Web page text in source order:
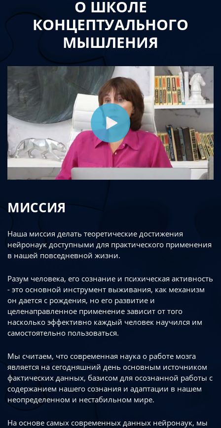
О ШКОЛЕ
КОНЦЕПТУАЛЬНОГО
МЫШЛЕНИЯ
МИССИЯ
Наша миссия делать теоретические достижения
нейронаук доступными для практического применения
в нашей повседневной жизни.
Разум человека, его сознание и психическая активность
- это основной инструмент выживания, как механизм
он дается с рождения, но его развитие и
целенаправленное применение зависит от того
насколько эффективно каждый человек научился им
самостоятельно пользоваться.
Мы считаем, что современная наука о работе мозга
является на сегодняшний день основным источником
фактических данных, базисом для осознанной работы с
содержанием нашего сознания и адаптации в нашем
неопределенном и нестабильном мире.
На основе самых современных данных нейронаук, мы